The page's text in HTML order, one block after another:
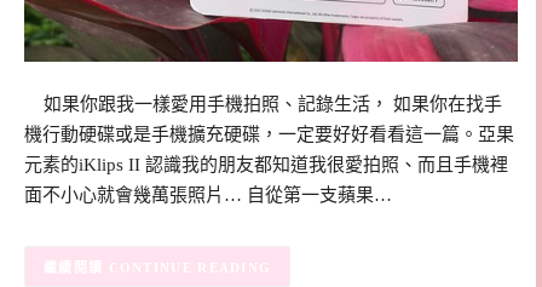
如果你跟我一樣愛用手機拍照、記錄生活， 如果你在找手
機行動硬碟或是手機擴充硬碟，一定要好好看看這一篇。亞果
元素的iKlips II 認識我的朋友都知道我很愛拍照、而且手機裡
面不小心就會幾萬張照片… 自從第一支蘋果…
CONTINUE READING